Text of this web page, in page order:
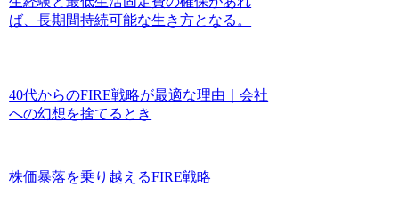
ば、長期間持続可能な生き方となる。
40代からのFIRE戦略が最適な理由｜会社
への幻想を捨てるとき
株価暴落を乗り越えるFIRE戦略